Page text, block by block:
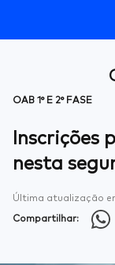
OAB 1° E 2° FASE
Inscrições
nesta
Última atualização
Compartilhar: